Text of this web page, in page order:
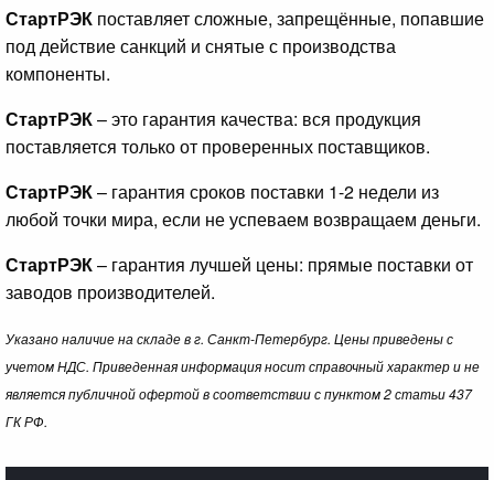
СтартРЭК поставляет сложные, запрещённые, попавшие
под действие санкций и снятые с производства
компоненты.
СтартРЭК– это гарантия качества: вся продукция
поставляется только от проверенных поставщиков.
СтартРЭК– гарантия сроков поставки 1-2 недели из
любой точки мира, если не успеваем возвращаем деньги.
СтартРЭК– гарантия лучшей цены: прямые поставки от
заводов производителей.
Указано наличие на складе в г. Санкт-Петербург. Цены приведены с
учетом НДС. Приведенная информация носит справочный характер и не
является публичной офертой в соответствии с пунктом 2 статьи 437
ГК РФ.